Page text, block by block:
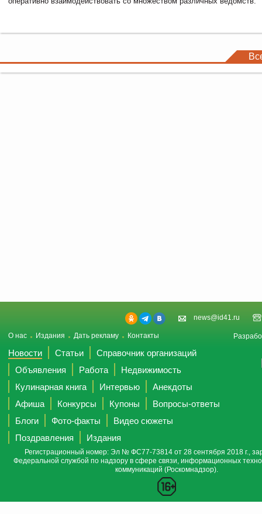
news@id41.ru
О нас Издания Дать рекламу Контакты
Новости Статьи
Справочник организаций
Объявления
Работа
Недвижимость
Кулинарная книга
Интервью
Анекдоты
Афиша
Конкурсы Купоны
Вопросы-ответы
Блоги
Фото-факты
Видео сюжеты
Поздравления
Издания
Регистрационный номер: Эл № ФС77-73814 от 28 сентября 2018 г.,
Федеральной службой по надзору в сфере связи, информационных
коммуникаций (Роскомнадзор).